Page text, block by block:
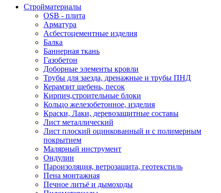
Стройматериалы
OSB - плита
Арматура
Асбестоцементные изделия
Балка
Баннерная ткань
Газобетон
Доборные элементы кровли
Трубы для заезда, дренажные и трубы ПНД
Керамзит щебень, песок
Кирпич,строительные блоки
Кольцо железобетонное, изделия
Краски, Лаки, деревозащитные составы
Лист металлический
Лист плоский оцинкованный и с полимерным
покрытием
Малярный инструмент
Ондулин
Пароизоляция, ветрозащита, геотекстиль
Пена монтажная
Печное литьё и дымоходы